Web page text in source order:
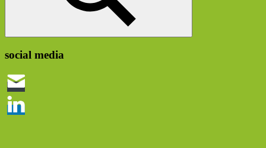
Suchen
social media